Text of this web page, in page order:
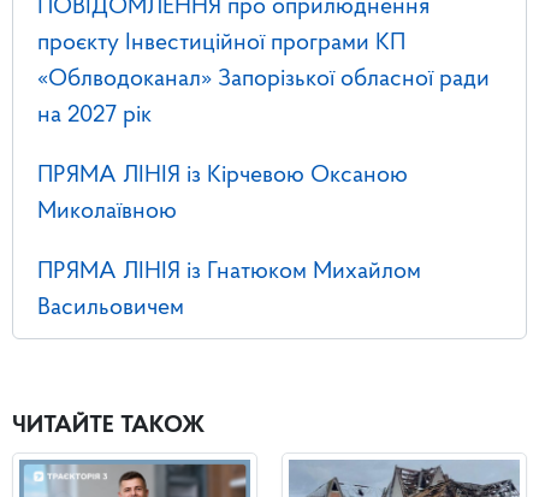
ПОВІДОМЛЕННЯ про оприлюднення
проєкту Інвестиційної програми КП
«Облводоканал» Запорізької обласної ради
на 2027 рік
ПРЯМА ЛІНІЯ із Кірчевою Оксаною
Миколаївною
ПРЯМА ЛІНІЯ із Гнатюком Михайлом
Васильовичем
ЧИТАЙТЕ ТАКОЖ